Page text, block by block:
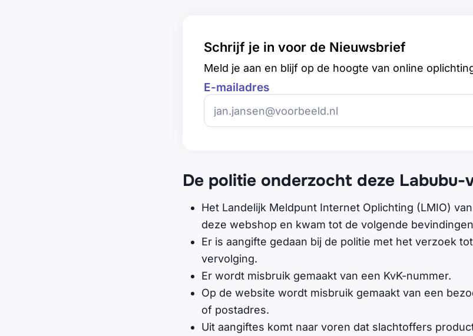
Schrijf je in voor de Nieuwsbrief
Meld je aan en blijf op de hoogte van online
E-mailadres
De politie onderzocht deze Labubu-
Het Landelijk Meldpunt Internet Oplichting (LMIO)
deze webshop en kwam tot de volgende
Er is aangifte gedaan bij de politie met het verzoek
vervolging.
Er wordt misbruik gemaakt van een KvK-nummer.
Op de website wordt misbruik gemaakt van een
of postadres.
Uit aangiftes komt naar voren dat slachtoffers